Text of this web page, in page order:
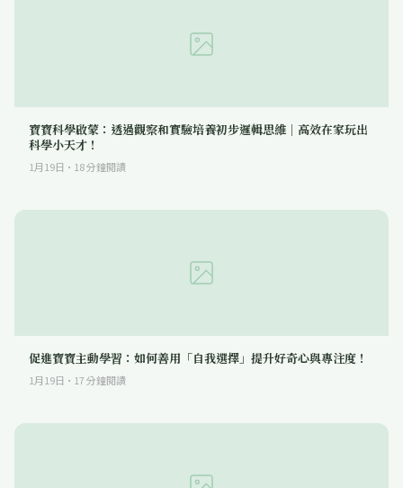
寶寶科學啟蒙：透過觀察和實驗培養初步邏輯思維｜高效在家玩出
科學小天才！
1月19日 · 18分鐘閱讀
促進寶寶主動學習：如何善用「自我選擇」提升好奇心與專注度！
1月19日 · 17分鐘閱讀